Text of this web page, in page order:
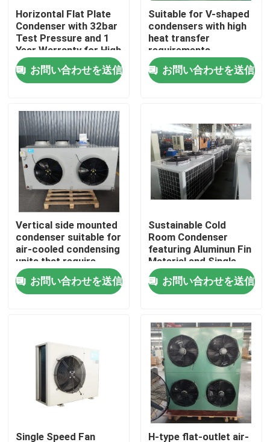
製品
わたしたち に つい て
工場 ツアー
品質管理
連絡 ください
ケース
引金 を 求め て ください
クールルームの蒸化器
Horizontal Flat Plate
Condenser with 32bar
Test Pressure and 1
Year Warranty for High
Heat Exchange
Efficiency
お問い合わせを送信
Suitable for V-shaped
condensers with high
heat transfer
requirements,
equipped with
3P/380V/50Hz power
supply, meeting the
R507A, R134a, etc
お問い合わせを送信
Vertical side mounted
condenser suitable for
air-cooled condensing
units that require
separate installation
of condenser and
compressor
お問い合わせを送信
Sustainable Cold
Room Condenser
featuring Aluminun Fin
Material and Single
Speed Fan Motor
お問い合わせを送信
Single Speed Fan H-type flat-outlet air-